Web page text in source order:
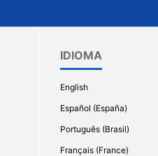
IDIOMA
English
Español (España)
Português (Brasil)
Français (France)